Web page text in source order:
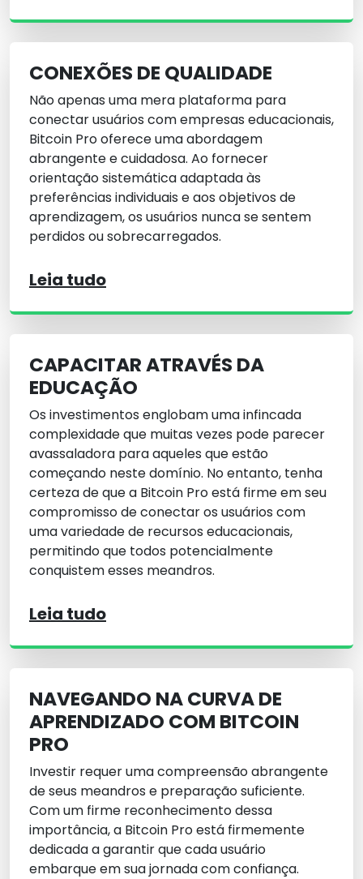
CONEXÕES DE QUALIDADE
Não apenas uma mera plataforma para
conectar usuários com empresas educacionais,
Bitcoin Pro oferece uma abordagem
abrangente e cuidadosa. Ao fornecer
orientação sistemática adaptada às
preferências individuais e aos objetivos de
aprendizagem, os usuários nunca se sentem
perdidos ou sobrecarregados.
Leia tudo
CAPACITAR ATRAVÉS DA
EDUCAÇÃO
Os investimentos englobam uma infincada
complexidade que muitas vezes pode parecer
avassaladora para aqueles que estão
começando neste domínio. No entanto, tenha
certeza de que a Bitcoin Pro está firme em seu
compromisso de conectar os usuários com
uma variedade de recursos educacionais,
permitindo que todos potencialmente
conquistem esses meandros.
Leia tudo
NAVEGANDO NA CURVA DE
APRENDIZADO COM BITCOIN
PRO
Investir requer uma compreensão abrangente
de seus meandros e preparação suficiente.
Com um firme reconhecimento dessa
importância, a Bitcoin Pro está firmemente
dedicada a garantir que cada usuário
embarque em sua jornada com confiança.